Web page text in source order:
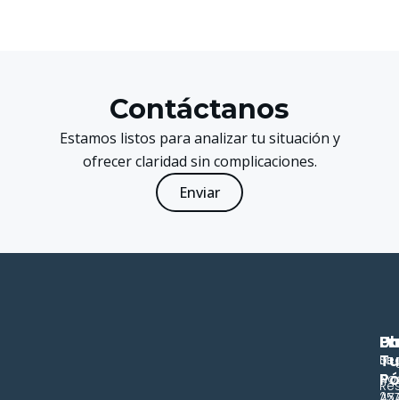
Contáctanos
Estamos listos para analizar tu situación y
ofrecer claridad sin complicaciones.
Enviar
Tu
La